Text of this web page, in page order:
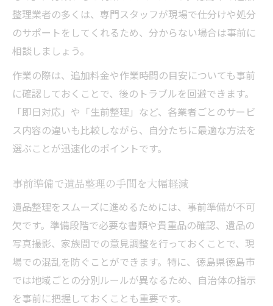
整理業者の多くは、専門スタッフが現場で仕分けや処分
のサポートをしてくれるため、分からない場合は事前に
相談しましょう。
作業の際は、追加料金や作業時間の目安についても事前
に確認しておくことで、後のトラブルを回避できます。
「即日対応」や「生前整理」など、各業者ごとのサービ
ス内容の違いも比較しながら、自分たちに最適な方法を
選ぶことが迅速化のポイントです。
事前準備で遺品整理の手間を大幅軽減
遺品整理をスムーズに進めるためには、事前準備が不可
欠です。準備段階で必要な書類や貴重品の確認、遺品の
写真撮影、家族間での意見調整を行っておくことで、現
場での混乱を防ぐことができます。特に、徳島県徳島市
では地域ごとの分別ルールが異なるため、自治体の指示
を事前に把握しておくことも重要です。